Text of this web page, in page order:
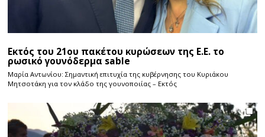
Εκτός του 21ου πακέτου κυρώσεων της Ε.Ε. το
ρωσικό γουνόδερμα sable
Μαρία Αντωνίου: Σημαντική επιτυχία της κυβέρνησης του Κυριάκου
Μητσοτάκη για τον κλάδο της γουνοποιίας – Εκτός